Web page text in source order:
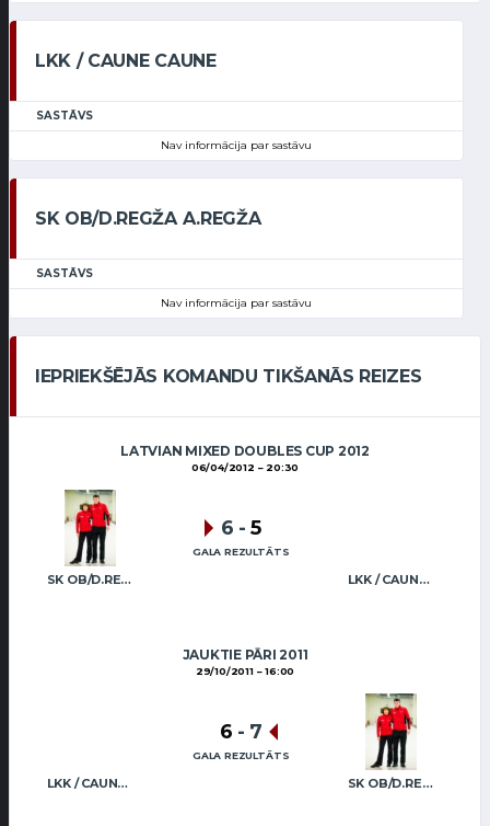
LKK / CAUNE CAUNE
SASTĀVS
Nav informācija par sastāvu
SK OB/D.REGŽA A.REGŽA
SASTĀVS
Nav informācija par sastāvu
IEPRIEKŠĒJĀS KOMANDU TIKŠANĀS REIZES
LATVIAN MIXED DOUBLES CUP 2012
06/04/2012 20:30
SK OB/D.REGŽA A.REGŽA LKK / CAUNE CAUNE
6 - 5
GALA REZULTĀTS
JAUKTIE PĀRI 2011
29/10/2011 16:00
LKK / CAUNE CAUNE SK OB/D.REGŽA A.REGŽA
6 - 7
GALA REZULTĀTS